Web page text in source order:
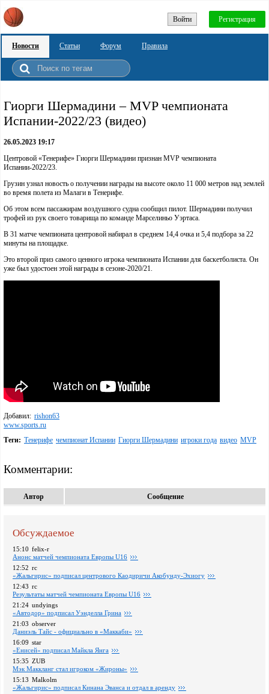
Войти Регистрация
Новости Статьи Форум Правила
Гиорги Шермадини – MVP чемпионата
Испании-2022/23 (видео)
26.05.2023 19:17
Центровой «Тенерифе» Гиорги Шермадини признан MVP чемпионата
Испании-2022/23.
Грузин узнал новость о получении награды на высоте около 11 000 метров над землей
во время полета из Малаги в Тенерифе.
Об этом всем пассажирам воздушного судна сообщил пилот. Шермадини получил
трофей из рук своего товарища по команде Марселиньо Уэртаса.
В 31 матче чемпионата центровой набирал в среднем 14,4 очка и 5,4 подбора за 22
минуты на площадке.
Это второй приз самого ценного игрока чемпионата Испании для баскетболиста. Он
уже был удостоен этой награды в сезоне-2020/21.
Добавил: rishon63
www.sports.ru
Теги: Тенерифе чемпионат Испании Гиорги Шермадини игроки года видео MVP
Комментарии:
Автор Сообщение
Обсуждаемое
15:10 felix-r
Анонс матчей чемпионата Европы U16
12:52 rc
«Жальгирис» подписал центрового Каодиричи Акобунду-Эхиогу
12:43 rc
Pезультаты матчей чемпионата Европы U16
21:24 undyings
«Автодор» подписал Уэнделла Грина
21:03 observer
Даниэль Тайс - официально в «Маккаби»
16:09 star
«Енисей» подписал Майкла Янга
15:35 ZUB
Мэк Маккланг стал игроком «Жироны»
15:13 Malkolm
«Жальгирис» подписал Кинана Эванса и отдал в аренду